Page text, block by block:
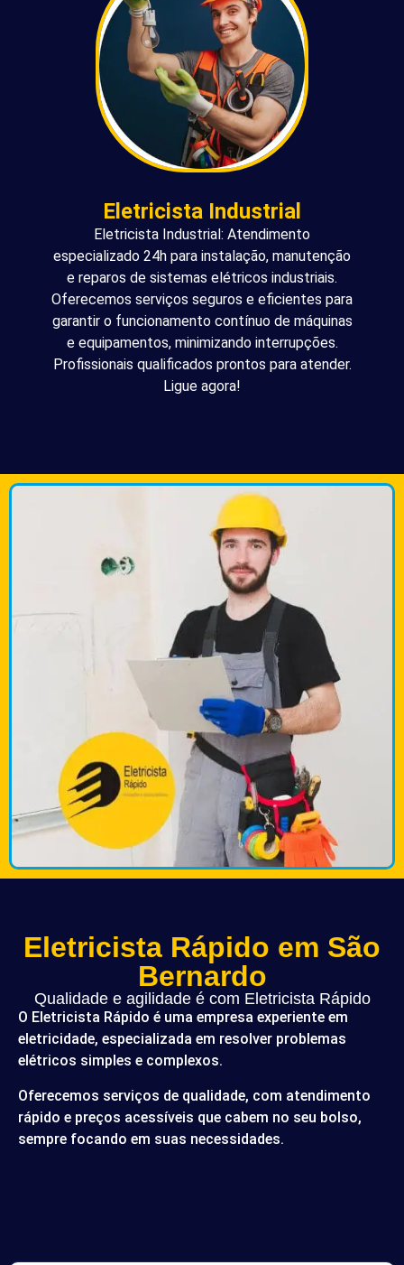
Eletricista Industrial
Eletricista Industrial: Atendimento
especializado 24h para instalação, manutenção
e reparos de sistemas elétricos industriais.
Oferecemos serviços seguros e eficientes para
garantir o funcionamento contínuo de máquinas
e equipamentos, minimizando interrupções.
Profissionais qualificados prontos para atender.
Ligue agora!
Eletricista Rápido em São
Bernardo
Qualidade e agilidade é com Eletricista Rápido
O Eletricista Rápido é uma empresa experiente em
eletricidade, especializada em resolver problemas
elétricos simples e complexos.
Oferecemos serviços de qualidade, com atendimento
rápido e preços acessíveis que cabem no seu bolso,
sempre focando em suas necessidades.